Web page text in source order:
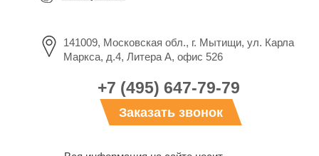
141009, Московская обл., г. Мытищи, ул. Карла
Маркса, д.4, Литера А, офис 526
+7 (495) 647-79-79
Заказать звонок